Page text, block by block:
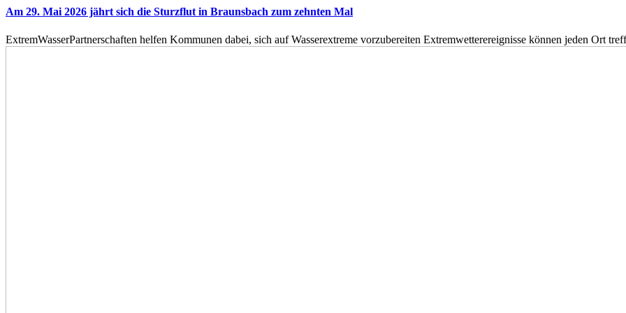
Am 29. Mai 2026 jährt sich die Sturzflut in Braunsbach zum zehnten Mal
ExtremWasserPartnerschaften helfen Kommunen dabei, sich auf Wasserextreme vorzubereiten Extremwetterereignisse können jeden Ort